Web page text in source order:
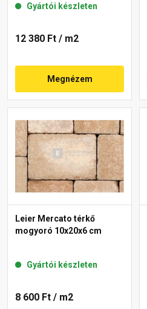
Gyártói készleten
12 380 Ft / m2
Megnézem
Leier Mercato térkő
mogyoró 10x20x6 cm
Gyártói készleten
8 600 Ft / m2